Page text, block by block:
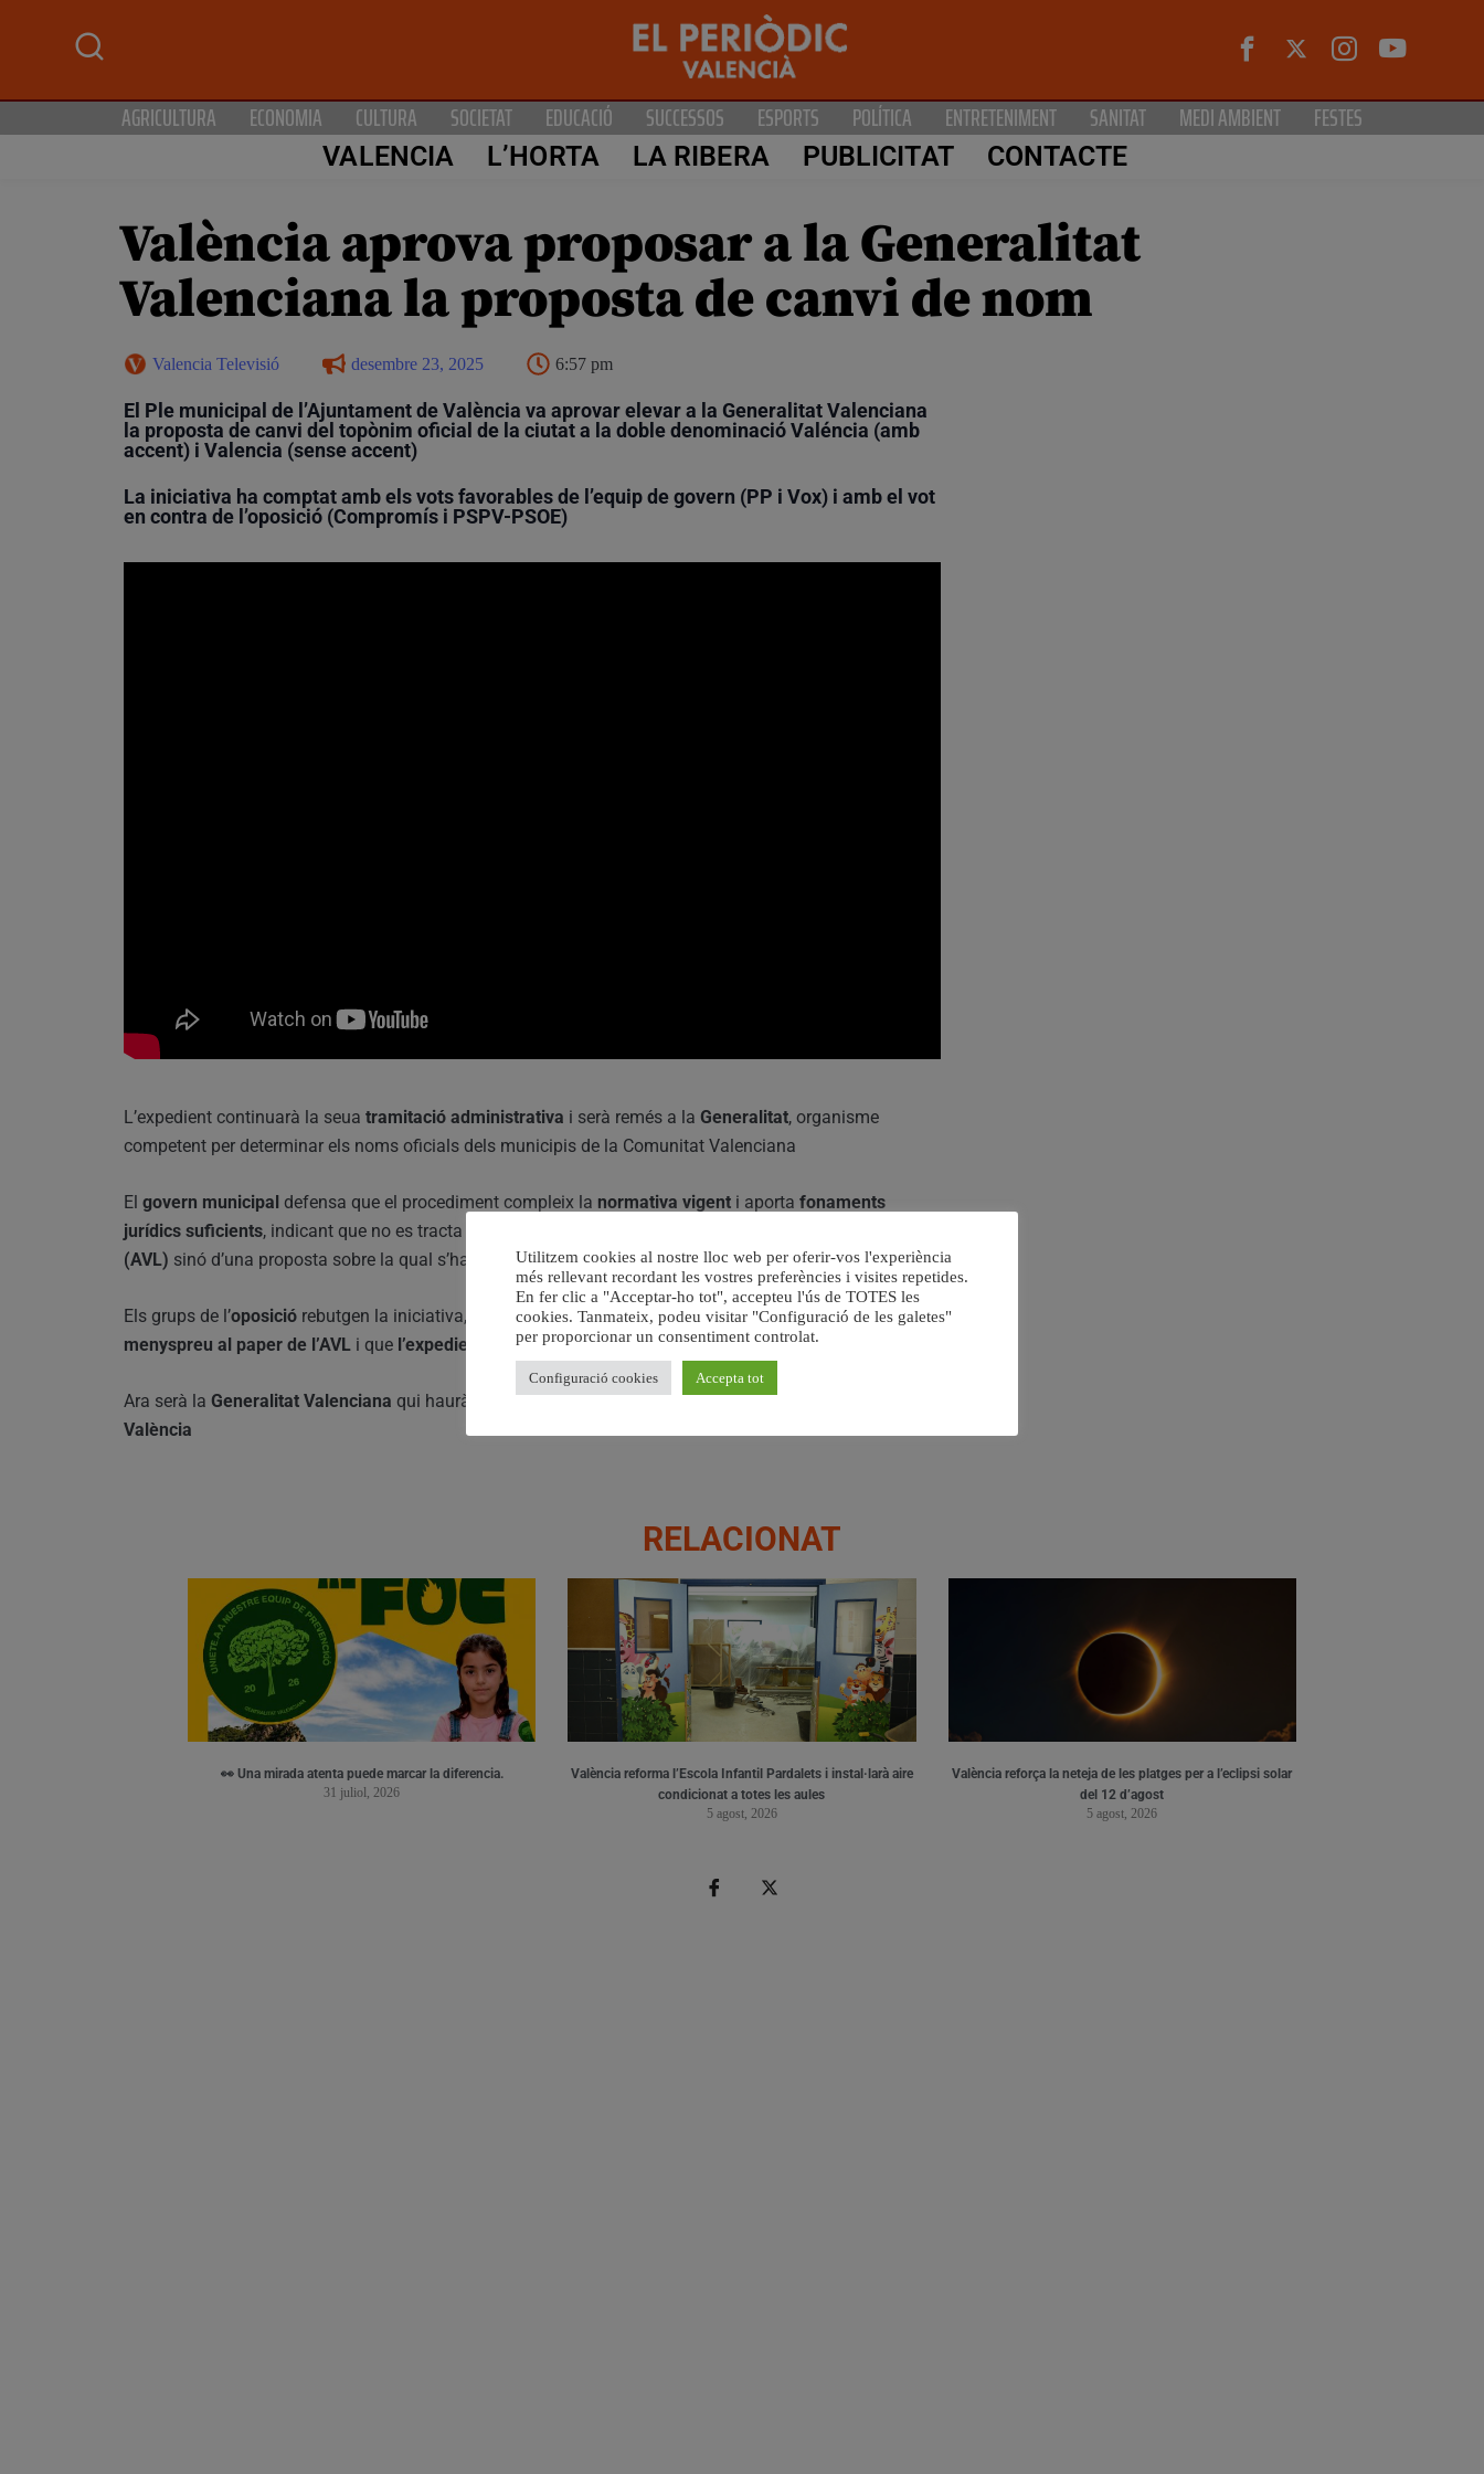
AGRICULTURA ECONOMIA CULTURA SOCIETAT EDUCACIÓ SUCCESSOS ESPORTS POLÍTICA ENTRETENIMENT SANITAT MEDI AMBIENT FESTES
VALENCIA L’HORTA LA RIBERA PUBLICITAT CONTACTE
València aprova proposar a la Generalitat
Valenciana la proposta de canvi de nom
Valencia Televisió desembre 23, 2025 6:57 pm
El Ple municipal de l’Ajuntament de València va aprovar elevar a la Generalitat Valenciana
la proposta de canvi del topònim oficial de la ciutat a la doble denominació Valéncia (amb
accent) i Valencia (sense accent)
La iniciativa ha comptat amb els vots favorables de l’equip de govern (PP i Vox) i amb el vot
en contra de l’oposició (Compromís i PSPV-PSOE)
L’expedient continuarà la seua tramitació administrativa i serà remés a la Generalitat, organisme
competent per determinar els noms oficials dels municipis de la Comunitat Valenciana
El govern municipal defensa que el procediment compleix la normativa vigent i aporta fonaments
jurídics suficients, indicant que no es tracta d’un procés contra la
(AVL) sinó d’una proposta sobre la qual s’haurà de pronunciar
Els grups de l’oposició rebutgen la iniciativa, considerant que respon amotius polítics, suposa un
menyspreu al paper de l’AVL i que l’expedient no inclou informe específic ni estudi d’impacte econòmic
Ara serà la Generalitat Valenciana qui haurà de decidir sobre elfutur del nom oficial de la ciutat de
València
RELACIONAT
👀 Una mirada atenta puede marcar la diferencia.
31 juliol, 2026
València reforma l’Escola Infantil Pardalets i instal·larà aire
condicionat a totes les aules
5 agost, 2026
València reforça la neteja de les platges per a l’eclipsi solar
del 12 d’agost
5 agost, 2026
Utilitzem cookies al nostre lloc web per oferir-vos l'experiència
més rellevant recordant les vostres preferències i visites repetides.
En fer clic a "Acceptar-ho tot", accepteu l'ús de TOTES les
cookies. Tanmateix, podeu visitar "Configuració de les galetes"
per proporcionar un consentiment controlat.
Configuració cookies Accepta tot